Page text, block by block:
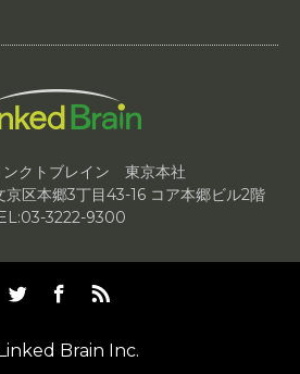
ンクトブレイン 東京本社
区本郷3丁目43-16 コア本郷ビル2階
3222-9300
Linked Brain Inc.